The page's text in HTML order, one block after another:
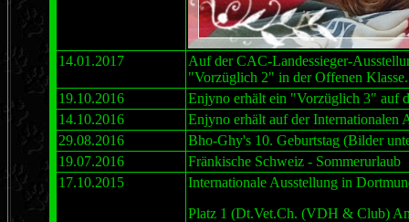
14.01.2017
Auf der CAC-Landessieger-
"Vorzüglich 2" in der Offenen
19.10.2016
Enjyno erhält ein "Vorzüglich 3" auf
14.10.2016
Enjyno erhält auf der
29.08.2016
Bho-Ghy's 10. Geburtstag (Bilder
19.07.2016
Fränkische Schweiz - Sommerurlaub
17.10.2015
Internationale Ausstellung in
Platz 1 (Dt.Vet.Ch. (VDH & Club)